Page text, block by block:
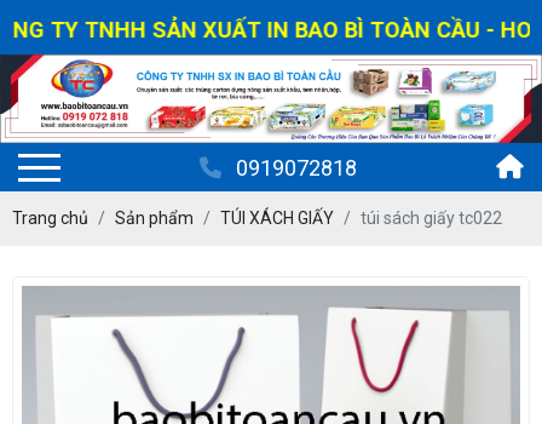
TY TNHH SẢN XUẤT IN BAO BÌ TOÀN CẦU -
0919072818
Trang chủ Sản phẩm TÚI XÁCH GIẤY túi sách giấy tc022